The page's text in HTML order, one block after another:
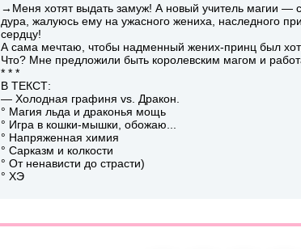
→Меня хотят выдать замуж! А новый учитель магии —
дура, жалуюсь ему на ужасного жениха, наследного
сердцу!
А сама мечтаю, чтобы надменный жених-принц был
Что? Мне предложили быть королевским магом и
* * *
В ТЕКСТ:
— Холодная графиня vs. Дракон.
° Магия льда и драконья мощь
° Игра в кошки-мышки, обожаю...
° Напряженная химия
° Сарказм и колкости
° От ненависти до страсти)
° ХЭ